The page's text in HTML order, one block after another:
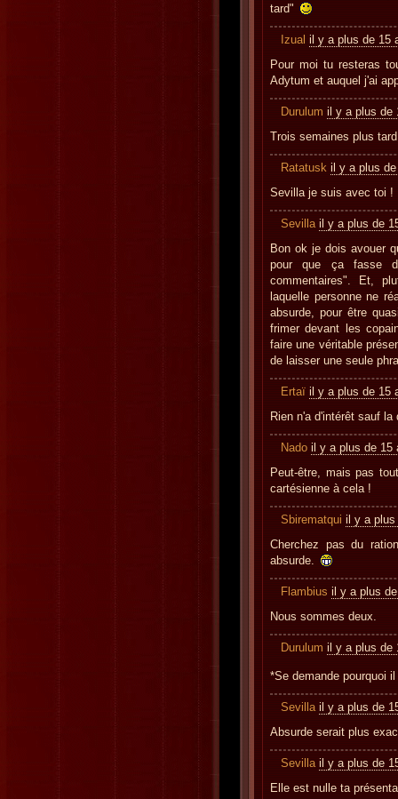
tard"
Izual il y a plus de 15
Pour moi tu resteras
Adytum et auquel j'ai
Durulum il y a plus de
Trois semaines plus
Ratatusk il y a plus
Sevilla je suis avec toi !
Sevilla il y a plus de
Bon ok je dois avouer
pour que ça fasse
commentaires". Et,
laquelle personne ne
absurde, pour être
frimer devant les
faire une véritable
de laisser une seule
Ertaï il y a plus de 15
Rien n'a d'intérêt sauf
Nado il y a plus de 15
Peut-être, mais pas
cartésienne à cela !
Sbirematqui il y a plus
Cherchez pas du
absurde.
Flambius il y a plus
Nous sommes deux.
Durulum il y a plus de
*Se demande pourquoi
Sevilla il y a plus de
Absurde serait plus
Sevilla il y a plus de
Elle est nulle ta